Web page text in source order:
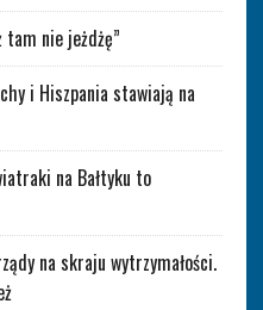
tam nie jeżdżę”
i Hiszpania stawiają na
na Bałtyku to
na skraju wytrzymałości.